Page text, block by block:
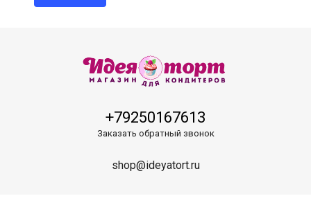
+79250167613
Заказать обратный звонок
shop@ideyatort.ru